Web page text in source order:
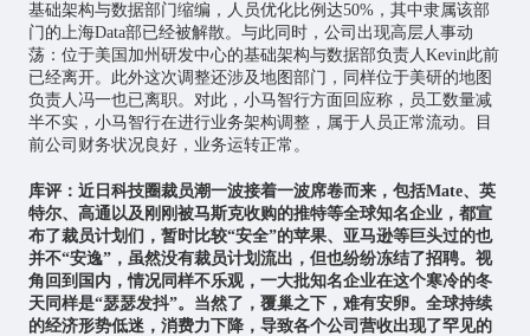
基础架构与数据部门缩编，人员优化比例达50%，其中隶属该部
门的上海Data部已经被解散。与此同时，公司出现高层人事动
荡：位于美国加州研发中心的基础架构与数据部负责人Kevin此前
已经离开。此外这次调整还涉及地图部门，同样位于美研的地图
负责人冯一也已离职。对此，小马智行方面回应称，员工数量减
半不实，小马智行在进行业务架构调整，属于人员正常流动。目
前公司财务状况良好，业务运转正常。
库评：近日科技圈裁员潮一波接着一波席卷而来，包括Mate、英
特尔、高通以及刚刚被马斯克收购的推特等全球知名企业，都宣
布了裁员计划们，暂时比较“安全”的苹果、亚马逊等巨头过的也
并不“安逸”，虽然没有裁员计划流出，但也纷纷冻结了招聘。视
角回到国内，情况同样不乐观，一大批知名企业在这个寒冷的冬
天同样是“瑟瑟发抖”。当然了，覆巢之下，难有安卵。全球持续
的经济形势低迷，消费力下降，导致各个公司营收出现了罕见的